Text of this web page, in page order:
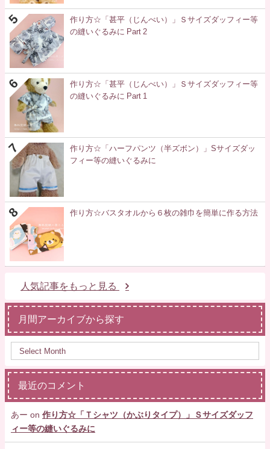
作り方☆「甚平（じんべい）」Ｓサイズダッフィー等
の縫いぐるみに Part 2
作り方☆「甚平（じんべい）」Ｓサイズダッフィー等
の縫いぐるみに Part 1
作り方☆「ハーフパンツ（半ズボン）」Sサイズダッ
フィー等の縫いぐるみに
作り方☆バスタオルから６枚の雑巾を簡単に作る方法
人気記事をもっと見る
月間アーカイブから探す
最近のコメント
あー on 作り方☆「Ｔシャツ（かぶりタイプ）」Ｓサイズダッフ
ィー等の縫いぐるみに